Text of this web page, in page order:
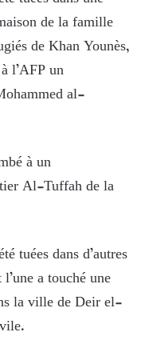
de la famille
de Khan Younès,
l’AFP un
al-
à un
Al-Tuffah de la
tuées dans d’autres
a touché une
la ville de Deir el-